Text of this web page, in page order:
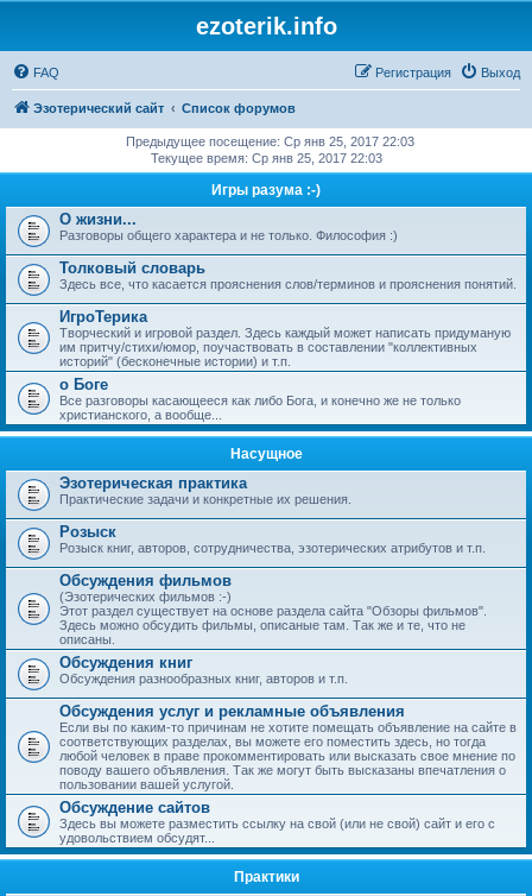
ezoterik.info
FAQ Выход
Регистрация
Эзотерический сайт Список форумов
Предыдущее посещение: Ср янв 25, 2017 22:03
Текущее время: Ср янв 25, 2017 22:03
Игры разума :-)
О жизни...
Разговоры общего характера и не только. Философия :)
Толковый словарь
Здесь все, что касается прояснения слов/терминов и прояснения понятий.
ИгроТерика
Творческий и игровой раздел. Здесь каждый может написать придуманую
им притчу/стихи/юмор, поучаствовать в составлении "коллективных
историй" (бесконечные истории) и т.п.
о Боге
Все разговоры касающееся как либо Бога, и конечно же не только
христианского, а вообще...
Насущное
Эзотерическая практика
Практические задачи и конкретные их решения.
Розыск
Розыск книг, авторов, сотрудничества, эзотерических атрибутов и т.п.
Обсуждения фильмов
(Эзотерических фильмов :-)
Этот раздел существует на основе раздела сайта "Обзоры фильмов".
Здесь можно обсудить фильмы, описаные там. Так же и те, что не
описаны.
Обсуждения книг
Обсуждения разнообразных книг, авторов и т.п.
Обсуждения услуг и рекламные объявления
Если вы по каким-то причинам не хотите помещать объявление на сайте в
соответствующих разделах, вы можете его поместить здесь, но тогда
любой человек в праве прокомментировать или высказать свое мнение по
поводу вашего объявления. Так же могут быть высказаны впечатления о
пользовании вашей услугой.
Обсуждение сайтов
Здесь вы можете разместить ссылку на свой (или не свой) сайт и его с
удовольствием обсудят...
Практики